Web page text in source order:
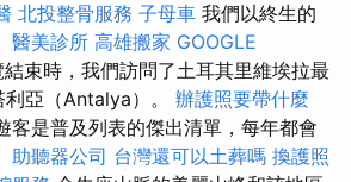
北投整骨服務 子母車 我們以終生的
醫美診所 高雄搬家 GOOGLE
束時，我們訪問了土耳其里維埃拉最
亞（Antalya）。 辦護照要帶什麼
客是普及列表的傑出清單，每年都會
助聽器公司 台灣還可以土葬嗎 換護照